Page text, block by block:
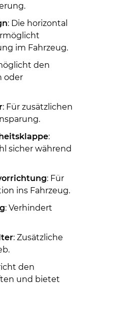
: Die horizontal
im Fahrzeug.
den
oder
: Für zusätzlichen
:
sicher während
: Für
ins Fahrzeug.
: Verhindert
: Zusätzliche
den
und bietet